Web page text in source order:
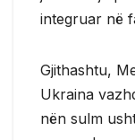
integruar në
Gjithashtu,
Ukraina
nën sulm